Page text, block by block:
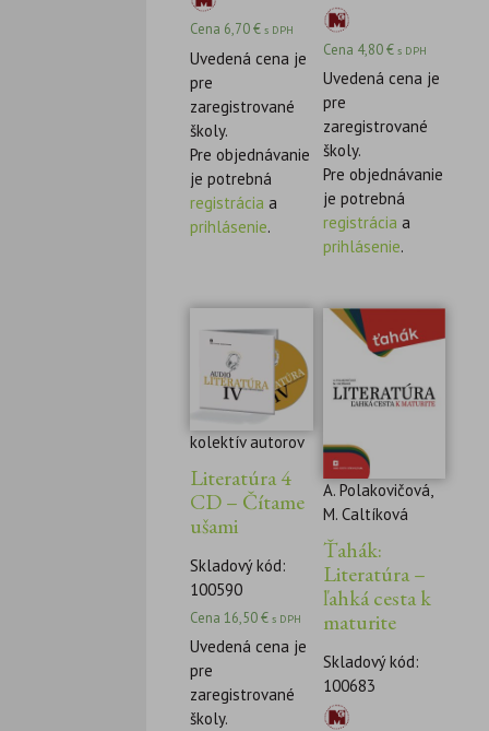
Cena 6,70€ s DPH
Uvedená cena je
pre
zaregistrované
školy.
Pre objednávanie
je potrebná
registrácia a
prihlásenie.
Cena 4,80€ s DPH
Uvedená cena je
pre
zaregistrované
školy.
Pre objednávanie
je potrebná
registrácia a
prihlásenie.
kolektív autorov
Literatúra 4
CD – Čítame
ušami
Skladový kód:
100590
Cena16,50€ s DPH
Uvedená cena je
pre
zaregistrované
školy.
A. Polakovičová,
M. Caltíková
Ťahák:
Literatúra –
ľahká cesta k
maturite
Skladový kód:
100683